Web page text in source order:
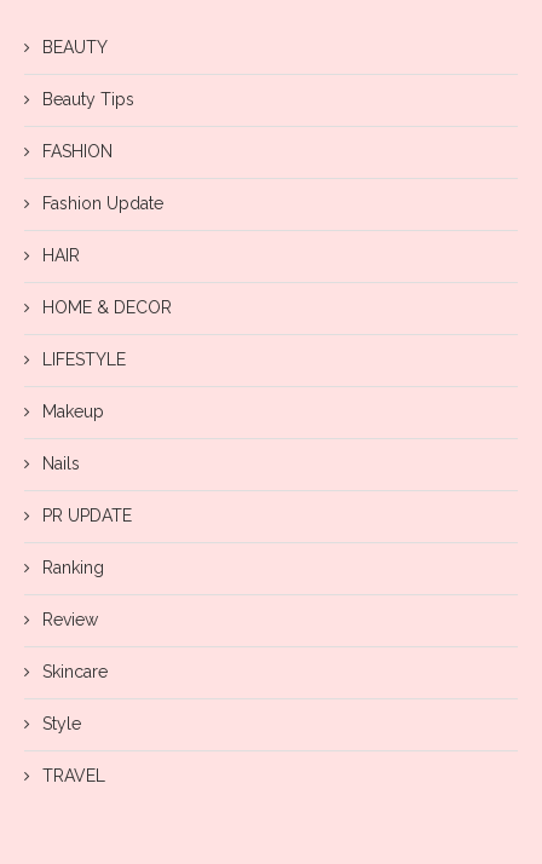
BEAUTY
Beauty Tips
FASHION
Fashion Update
HAIR
HOME & DECOR
LIFESTYLE
Makeup
Nails
PR UPDATE
Ranking
Review
Skincare
Style
TRAVEL